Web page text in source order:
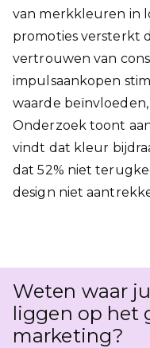
van merkkleuren in
promoties versterkt
vertrouwen van
impulsaankopen
waarde
Onderzoek toont
vindt dat kleur
dat 52% niet
design niet
Weten waar
liggen op het
marketing?